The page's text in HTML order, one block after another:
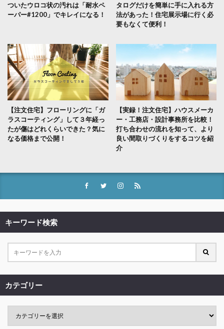
ついたウロコ状の汚れは「耐水ペ
ーパー#1200」でキレイになる！
タログだけを簡単に手に入れる方
法があった！住宅展示場に行く必
要もなくて便利！
【注文住宅】フローリングに「ガ
ラスコーティング」して３年経っ
たが傷はどれくらいできた？気に
なる価格まで公開！
【実録！注文住宅】ハウスメーカ
ー・工務店・設計事務所を比較！
打ち合わせの流れを知って、より
良い間取りづくりをするコツを紹
介
キーワード検索
カテゴリー